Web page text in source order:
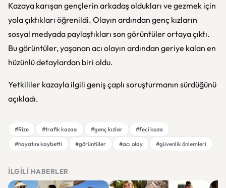
Kazaya karışan gençlerin arkadaş oldukları ve gezmek için
yola çıktıkları öğrenildi. Olayın ardından genç kızların
sosyal medyada paylaştıkları son görüntüler ortaya çıktı.
Bu görüntüler, yaşanan acı olayın ardından geriye kalan en
hüzünlü detaylardan biri oldu.
Yetkililer kazayla ilgili geniş çaplı soruşturmanın sürdüğünü
açıkladı.
#Rize #trafik kazası #genç kızlar
#feci kaza
#hayatını kaybetti
#görüntüler #acı olay #güvenlik önlemleri
İLGILI HABERLER